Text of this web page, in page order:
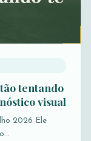
tentando
visual
2026 Ele